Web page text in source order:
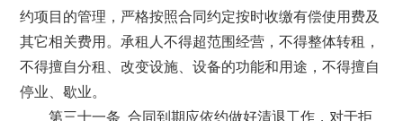
约项目的管理，严格按照合同约定按时收缴有偿使用费及
其它相关费用。承租人不得超范围经营，不得整体转租，
不得擅自分租、改变设施、设备的功能和用途，不得擅自
停业、歇业。
第三十一条 合同到期应依约做好清退工作，对于拒